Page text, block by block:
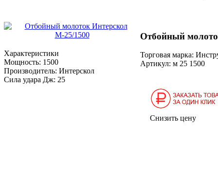
Характеристики
Мощность: 1500
Производитель: Интерскол
Сила удара Дж: 25
Отбойный
Торговая марка:
Артикул: м 25 1500
Снизить цену